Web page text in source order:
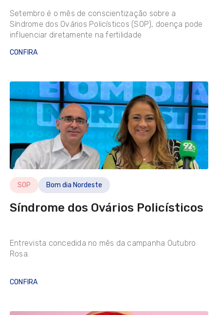
BBC News - Brasil
BBC News - Mundo
Bom Dia Ceará
CE TV
Coluna Pause
Diário do Nordeste
O Estado
O Globo
O Otimista
Programa Checkup
LIMPAR FILTROS
Setembro é o mês de conscientização sobre a
Síndrome dos Ovários Policísticos (SOP), doença pode
influenciar diretamente na fertilidade
CONFIRA
SOP Bom dia Nordeste
Síndrome dos Ovários Policísticos
Entrevista concedida no mês da campanha Outubro
Rosa.
CONFIRA